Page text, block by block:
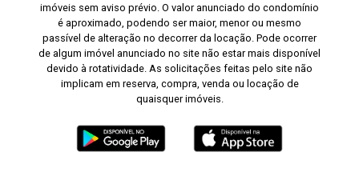
imóveis sem aviso prévio. O valor anunciado do condomínio
é aproximado, podendo ser maior, menor ou mesmo
passível de alteração no decorrer da locação. Pode ocorrer
de algum imóvel anunciado no site não estar mais disponível
devido à rotatividade. As solicitações feitas pelo site não
implicam em reserva, compra, venda ou locação de
quaisquer imóveis.